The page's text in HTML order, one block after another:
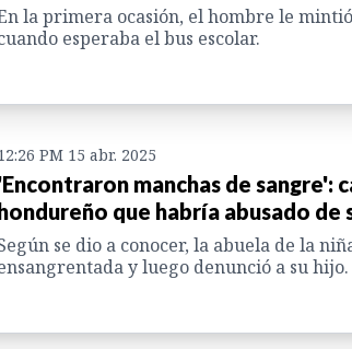
la primera ocasión, el hombre le
esperaba el bus escolar.
PM 15 abr. 2025
manchas de sangre':
que habría abusado de
se dio a conocer, la abuela de la
y luego denunció a su hijo.